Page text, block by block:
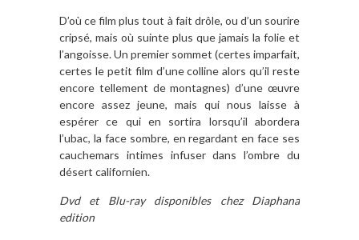
D’où ce film plus tout à fait drôle, ou d’un sourire
cripsé, mais où suinte plus que jamais la folie et
l’angoisse. Un premier sommet (certes imparfait,
certes le petit film d’une colline alors qu’il reste
encore tellement de montagnes) d’une œuvre
encore assez jeune, mais qui nous laisse à
espérer ce qui en sortira lorsqu’il abordera
l’ubac, la face sombre, en regardant en face ses
cauchemars intimes infuser dans l’ombre du
désert californien.
Dvd et Blu-ray disponibles chez Diaphana
edition